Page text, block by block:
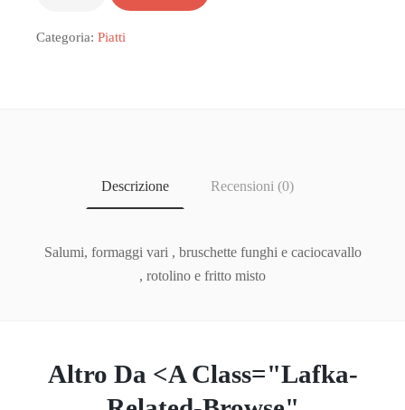
Categoria: Piatti
Descrizione Recensioni (0)
Salumi, formaggi vari , bruschette funghi e caciocavallo
, rotolino e fritto misto
Altro Da <a Class="lafka-